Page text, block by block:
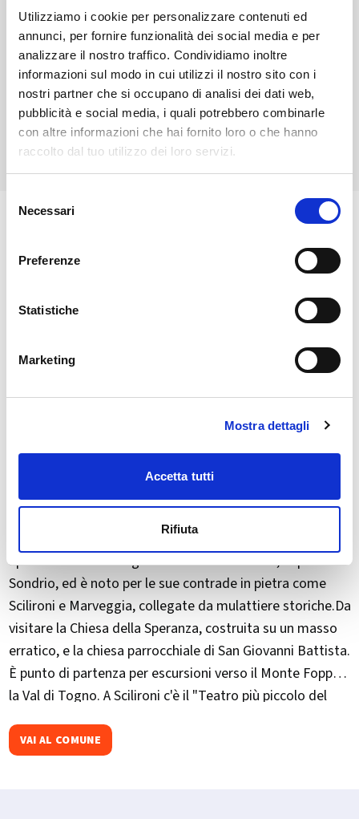
Utilizziamo i cookie per personalizzare contenuti ed
annunci, per fornire funzionalità dei social media e per
analizzare il nostro traffico. Condividiamo inoltre
informazioni sul modo in cui utilizzi il nostro sito con i
nostri partner che si occupano di analisi dei dati web,
pubblicità e social media, i quali potrebbero combinarle
con altre informazioni che hai fornito loro o che hanno
raccolto dal tuo utilizzo dei loro servizi.
delNecessari
Preferenze
Statistiche
Marketing
Mostra dettagli
Accetta tutti
Rifiuta
Passeggiata musicale con il Cristian Mascetta Trio.
Prenotazione obbligatoria.
Per il programma completo e aggiornamenti in caso di
maltempo, visita il sito ufficiale:www.orobieora.it
Spriana
Spriana si trova all'ingresso della Valmalenco, sopra
Sondrio, ed è noto per le sue contrade in pietra come
Scilironi e Marveggia, collegate da mulattiere storiche.Da
visitare la Chiesa della Speranza, costruita su un masso
erratico, e la chiesa parrocchiale di San Giovanni Battista.
È punto di partenza per escursioni verso il Monte Foppa e
la Val di Togno. A Scilironi c'è il "Teatro più piccolo del
spettacoli di musica, poesia .​
VAI AL COMUNE